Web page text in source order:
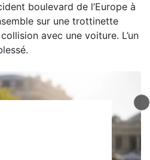
boulevard de l’Europe à
sur une trottinette
avec une voiture. L’un